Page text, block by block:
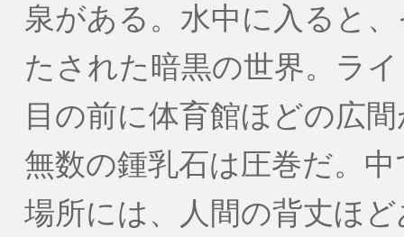
泉がある。水中に入ると
たされた暗黒の世界。ラ
目の前に体育館ほどの広
無数の鍾乳石は圧巻だ。
場所には、人間の背丈ほ